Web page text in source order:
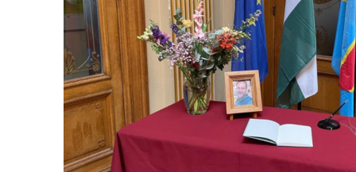
Partager l'article
FacebookTwitterWhatsApp
Share
08 juin 2020- 18h16
09 juin 2020 - 07h35
Conseil communal
Politique